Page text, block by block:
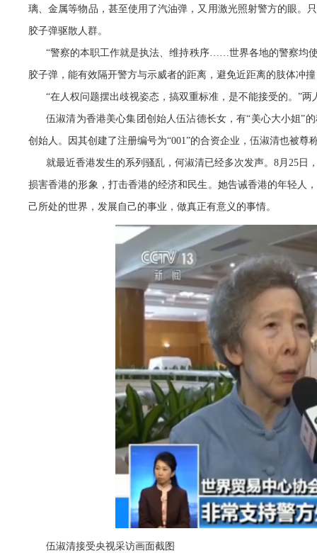
璃、金属等物品，甚至使用了汽油弹，又用激光照射警方的眼。
胶子弹驱散人群。
“警察的本职工作就是执法、维持秩序……世界各地的警察均使
胶子弹，能有效隔开警方与示威者的距离，避免近距离的肢体冲
“在人权问题摆出歧视姿态，搞双重标准，是不能接受的。”
伍淑清为香港美心集团创始人伍沾德长女，有“美心大小姐”
创始人。因其创建了注册编号为“001”的合资企业，伍淑清也被尊
就最近香港发生的系列骚乱，何淑清已经多次发声。8月25
损害香港的形象，打击香港的经济和民生。她告诫香港的年轻人
己所处的世界，发展自己的事业，做真正有意义的事情。
伍淑清接受央视采访画面截图